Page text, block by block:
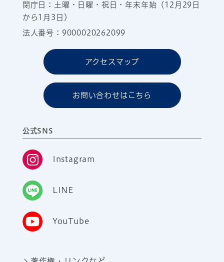
閉庁日：土曜・日曜・祝日・年末年始（12月29日
から1月3日）
法人番号：9000020262099
アクセスマップ
お問い合わせはこちら
公式SNS
Instagram
LINE
YouTube